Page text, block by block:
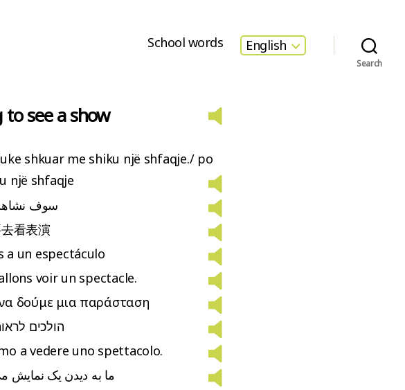
School words English
Search
see a show
shkuar me shiku një shfaqje./ po
një shfaqje
سوف
看表演
a un espectáculo
voir un spectacle.
δούμε μια παράσταση
הולכים
a vedere uno spettacolo.
ما به دیدن یک نمایش